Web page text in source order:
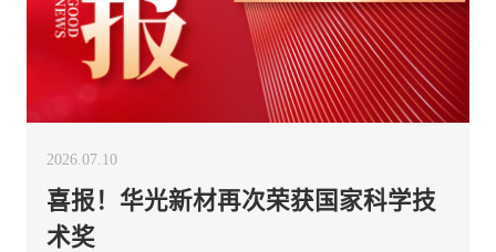
2026.07.10
喜报！华光新材再次荣获国家科学技
术奖